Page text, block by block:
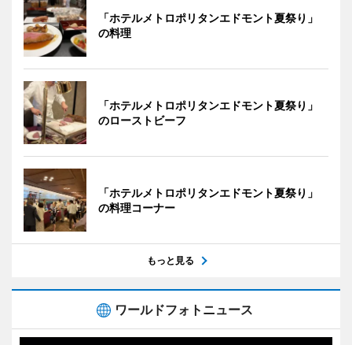
「ホテルメトロポリタンエドモント夏祭り」
の料理
「ホテルメトロポリタンエドモント夏祭り」
のローストビーフ
「ホテルメトロポリタンエドモント夏祭り」
の料理コーナー
もっと見る
ワールドフォトニュース